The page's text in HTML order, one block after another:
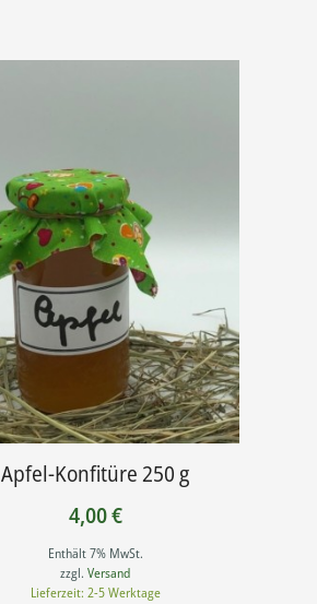
Apfel-Konfitüre 250 g
4,00€
Enthält 7% MwSt.
zzgl.Versand
Lieferzeit: 2-5 Werktage